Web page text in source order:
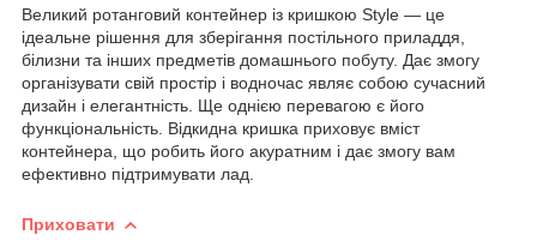
Великий ротанговий контейнер із кришкою Style — це
ідеальне рішення для зберігання постільного приладдя,
білизни та інших предметів домашнього побуту. Дає змогу
організувати свій простір і водночас являє собою сучасний
дизайн і елегантність. Ще однією перевагою є його
функціональність. Відкидна кришка приховує вміст
контейнера, що робить його акуратним і дає змогу вам
ефективно підтримувати лад.
Приховати